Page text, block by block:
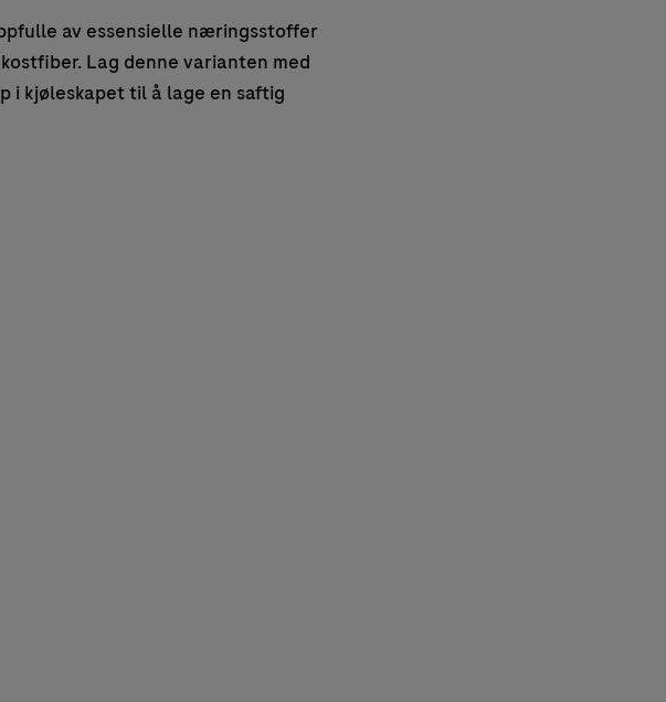
av essensielle næringsstoffer
Lag denne varianten med
i kjøleskapet til å lage en saftig